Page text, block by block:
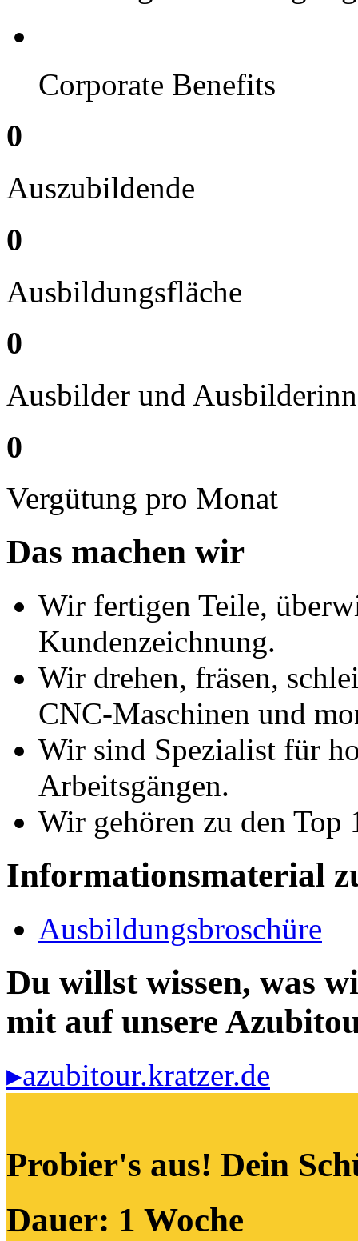
Corporate Benefits
0
Auszubildende
0
Ausbildungsfläche
0
Ausbilder und
0
Vergütung pro Monat
Das machen wir
Wir fertigen Teile,
Kundenzeichnung.
Wir drehen, fräsen,
CNC-Maschinen und
Wir sind Spezialist für
Arbeitsgängen.
Wir gehören zu den Top
Informationsmaterial
Ausbildungsbroschüre
Du willst wissen, was
mit auf unsere
▸azubitour.kratzer.de
Probier's aus! Dein
Dauer: 1 Woche